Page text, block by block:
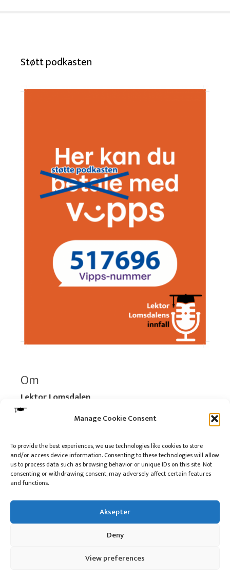
Manage Cookie Consent
To provide the best experiences, we use technologies like cookies to store
and/or access device information. Consenting to these technologies will allow
us to process data such as browsing behavior or unique IDs on this site. Not
consenting or withdrawing consent, may adversely affect certain features
and functions.
Aksepter
Deny
View preferences
Støtt podkasten
Om
Lektor Lomsdalen
Organisasjonsnummer:
920 712 312 MVA
Les mer:Om selskapet
Les mer:Om reklame på podkasten